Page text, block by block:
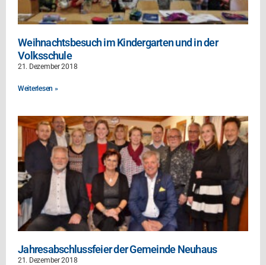
Weihnachtsbesuch im Kindergarten und in der
Volksschule
21. Dezember 2018
Weiterlesen »
Jahresabschlussfeier der Gemeinde Neuhaus
21. Dezember 2018